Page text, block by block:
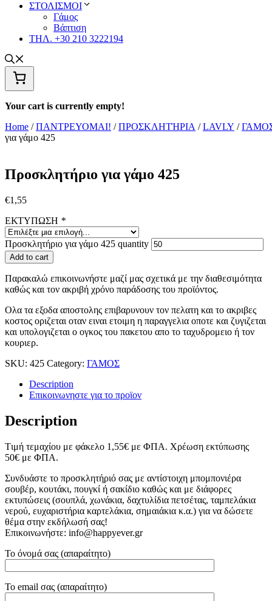
ΣΤΟΛΙΣΜΟΙ
Γάμος
Βάπτιση
ΤΗΛ. +30 210 3222194
Your cart is currently empty!
Home /ΠΑΝΤΡΕΥΟΜΑΙ! /ΠΡΟΣΚΛΗΤΉΡΙΑ /LAVLY /
για γάμο 425
Προσκλητήριο για γάμο 425
€1,55
ΕΚΤΥΠΩΣΗ *
Προσκλητήριο για γάμο 425 quantity
Add to cart
Παρακαλώ επικοινωνήστε μαζί μας σχετικά με την διαθεσιμότητα
καθώς και τον ακριβή χρόνο παράδοσης του προϊόντος.
Ολα τα εξοδα αποστολης επιβαρυνουν τον πελατη και το ακριβες
κοστος οριζεται οταν ειναι ετοιμη η παραγγελια οποτε και ζυγιζεται
και υπολογιζεται ο ογκος του πακετου απο το ταχυδρομειο ή τον
κουριερ.
SKU: 425 Category: ΓΑΜΟΣ
Description
Επικοινωνηστε για το προϊoν
Description
Tιμή τεμαχίου με φάκελο 1,55€ με ΦΠΑ. Χρέωση εκτύπωσης
50€ με ΦΠΑ.
Συνδυάστε το προσκλητήριό σας με αντίστοιχη μπομπονιέρα
σουβέρ, κουτάκι, πουγκί ή σακίδιο καθώς και με διάφορες
εκτυπώσεις (σουπλά, χωνάκια, δαχτυλίδια πετσέτας, ταμπελάκια
νερού, ευχαριστήρια καρτελάκια, σημαιάκια κ.α.) για να δώσετε
θέμα στην εκδήλωσή σας!
Επικοινωνήστε: info@happyever.gr
Το όνομά σας (απαραίτητο)
Το email σας (απαραίτητο)